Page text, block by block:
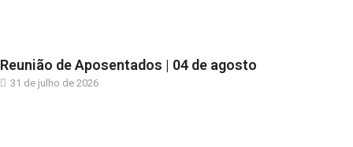
Reunião de Aposentados | 04 de agosto
31 de julho de 2026